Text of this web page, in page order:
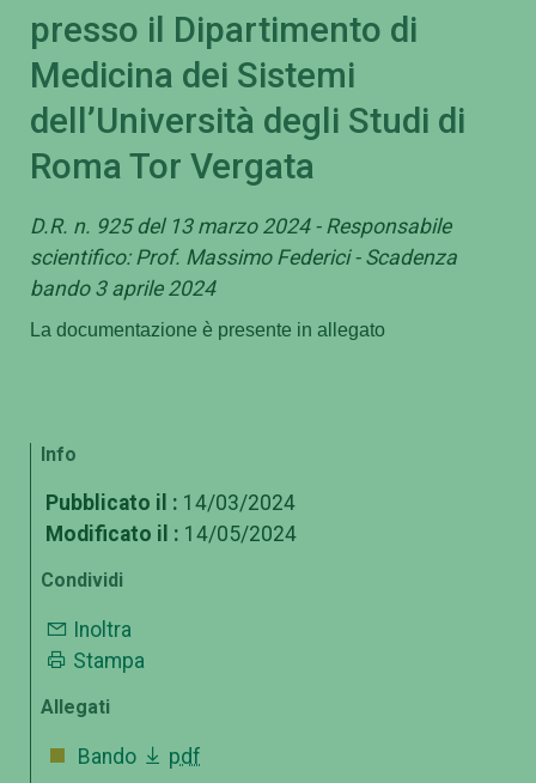
presso il Dipartimento di
Medicina dei Sistemi
dell’Università degli Studi di
Roma Tor Vergata
D.R. n. 925 del 13 marzo 2024 - Responsabile
scientifico: Prof. Massimo Federici - Scadenza
bando 3 aprile 2024
La documentazione è presente in allegato
Info
Pubblicato il : 14/03/2024
Modificato il : 14/05/2024
Condividi
Inoltra
Stampa
Allegati
Bando
pdf